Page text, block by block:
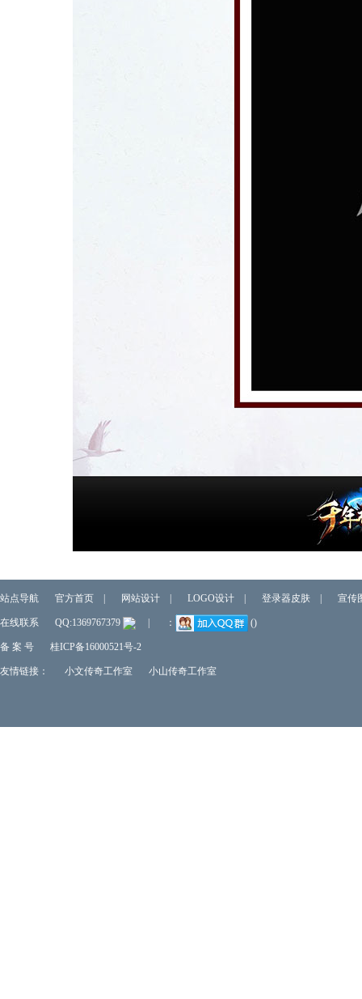
站点导航 官方首页 网站设计 LOGO设计 登录器皮肤 宣传
在线联系 QQ:1369767379 ： ()
备 案 号 桂ICP备16000521号-2
友情链接： 小文传奇工作室 小山传奇工作室